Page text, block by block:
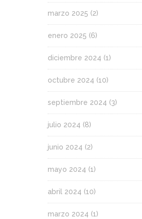
marzo 2025 (2)
enero 2025 (6)
diciembre 2024 (1)
octubre 2024 (10)
septiembre 2024 (3)
julio 2024 (8)
junio 2024 (2)
mayo 2024 (1)
abril 2024 (10)
marzo 2024 (1)